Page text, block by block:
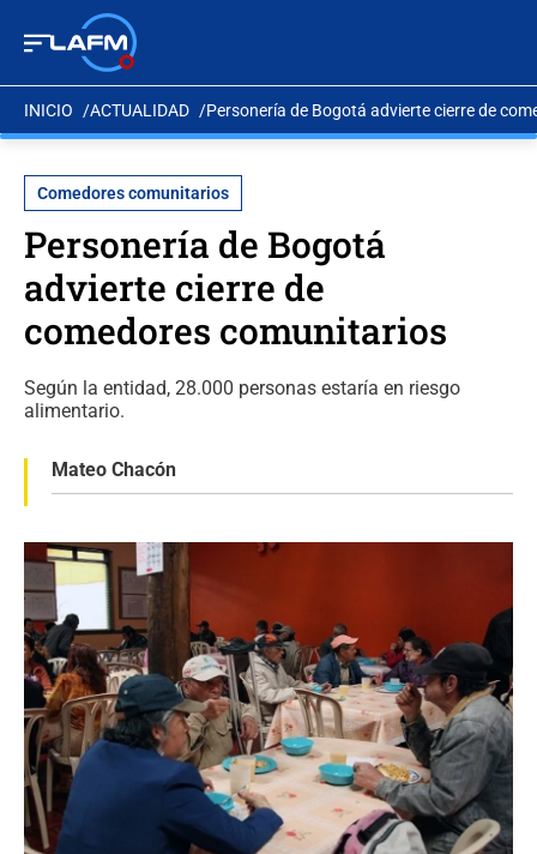
INICIO ACTUALIDAD Personería de Bogotá advierte cierre de
Comedores comunitarios
Personería de Bogotá
advierte cierre de
comedores comunitarios
Según la entidad, 28.000 personas estaría en riesgo
alimentario.
Mateo Chacón